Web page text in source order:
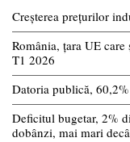
Creșterea prețurilor
România, țara UE
T1 2026
Datoria publică,
Deficitul bugetar, 2%
dobânzi, mai mari